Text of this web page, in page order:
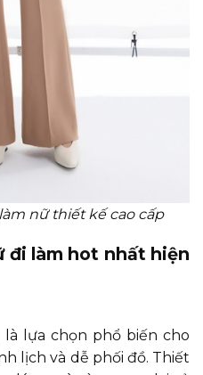
nữ thiết kế cao cấp
đi làm hot nhất hiện
lựa chọn phổ biến cho
lịch và dễ phối đồ. Thiết